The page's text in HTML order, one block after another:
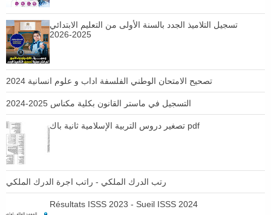
تسجيل التلاميذ الجدد بالسنة الأولى من التعليم الابتدائي
2025-2026
تصحيح الامتحان الوطني الفلسفة اداب و علوم انسانية 2024
التسجيل في ماستر القانون بكلية مكناس 2025-2024
تصغير دروس التربية الإسلامية ثانية باك pdf
رتب الدرك الملكي - راتب اجرة الدرك الملكي
Résultats ISSS 2023 - Sueil ISSS 2024